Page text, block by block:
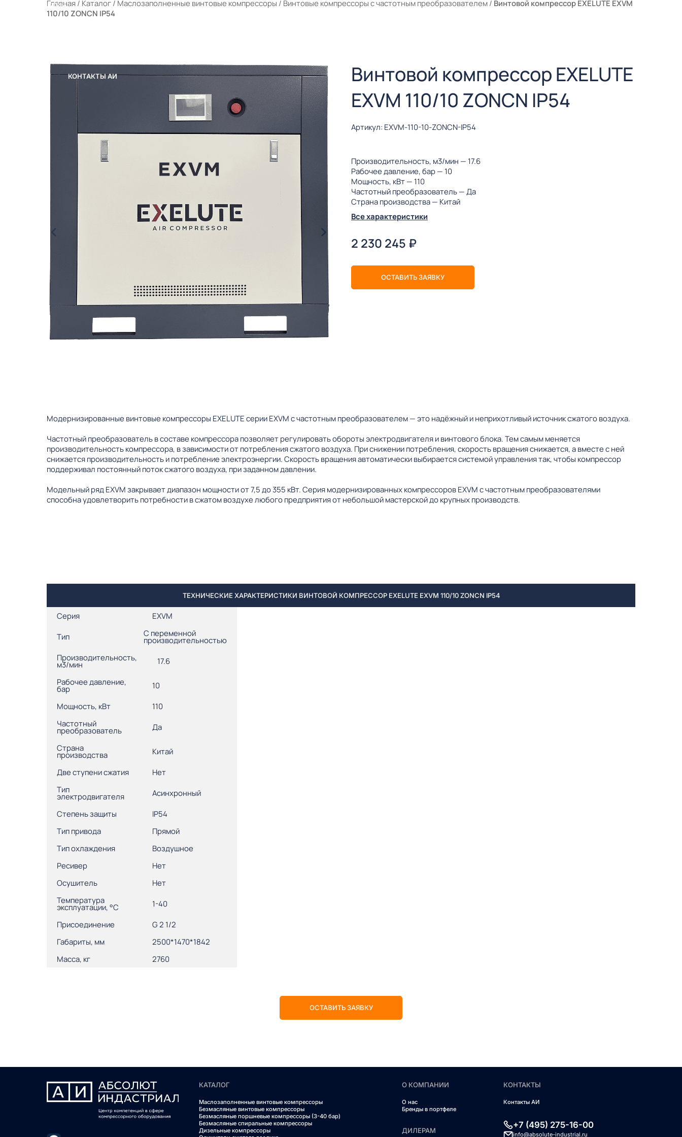
Главная / Каталог / Маслозаполненные винтовые компрессоры / Винтовые компрессоры с частотным преобразователем / Винтовой компрессор EXELUTE EXVM
110/10 ZONCN IP54
Винтовой компрессор EXELUTE
EXVM 110/10 ZONCN IP54
Артикул: EXVM-110-10-ZONCN-IP54
Производительность, м3/мин — 17.6
Рабочее давление, бар — 10
Мощность, кВт — 110
Частотный преобразователь — Да
Страна производства — Китай
Все характеристики
2 230 245 ₽
ОСТАВИТЬ ЗАЯВКУ
Модернизированные винтовые компрессоры EXELUTE серии EXVM с частотным преобразователем — это надёжный и неприхотливый источник сжатого воздуха.
Частотный преобразователь в составе компрессора позволяет регулировать обороты электродвигателя и винтового блока. Тем самым меняется
производительность компрессора, в зависимости от потребления сжатого воздуха. При снижении потребления, скорость вращения снижается, а вместе с ней
снижается производительность и потребление электроэнергии. Скорость вращения автоматически выбирается системой управления так, чтобы компрессор
поддерживал постоянный поток сжатого воздуха, при заданном давлении.
Модельный ряд EXVM закрывает диапазон мощности от 7,5 до 355 кВт. Серия модернизированных компрессоров EXVM с частотным преобразователями
способна удовлетворить потребности в сжатом воздухе любого предприятия от небольшой мастерской до крупных производств.
ТЕХНИЧЕСКИЕ ХАРАКТЕРИСТИКИ ВИНТОВОЙ КОМПРЕССОР EXELUTE EXVM 110/10 ZONCN IP54
Серия EXVM
Тип С переменной
производительностью
Производительность,
м3/мин 17.6
Рабочее давление,
бар 10
Мощность, кВт
110
Частотный
преобразователь Да
Страна
производства Китай
Две ступени сжатия
Нет
Тип
электродвигателя Асинхронный
Степень защиты
IP54
Тип привода
Прямой
Тип охлаждения
Воздушное
Ресивер
Нет
Осушитель
Нет
Температура
эксплуатации, °С 1-40
Присоединение
G 2 1/2
Габариты, мм
2500*1470*1842
Масса, кг
2760
ОСТАВИТЬ ЗАЯВКУ
КАТАЛОГ
Маслозаполненные винтовые компрессоры
Безмасляные винтовые компрессоры
Безмасляные поршневые компрессоры (3-40 бар)
Безмасляные спиральные компрессоры
Дизельные компрессоры
О КОМПАНИИ
О нас
Бренды в портфеле
ДИЛЕРАМ
КОНТАКТЫ
Контакты АИ
+7 (495) 275-16-00
info@absolute-industrial.ru
ФИЛЬТРЫ
КОНТАКТЫ АИ